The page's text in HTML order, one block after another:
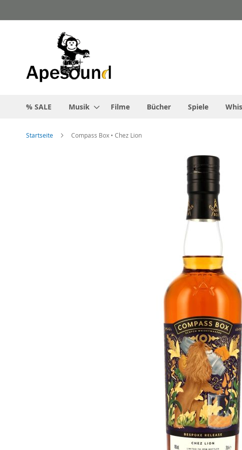
Inhalt
% SALE Musik Filme Bücher Spiele
Startseite Compass Box • Chez Lion